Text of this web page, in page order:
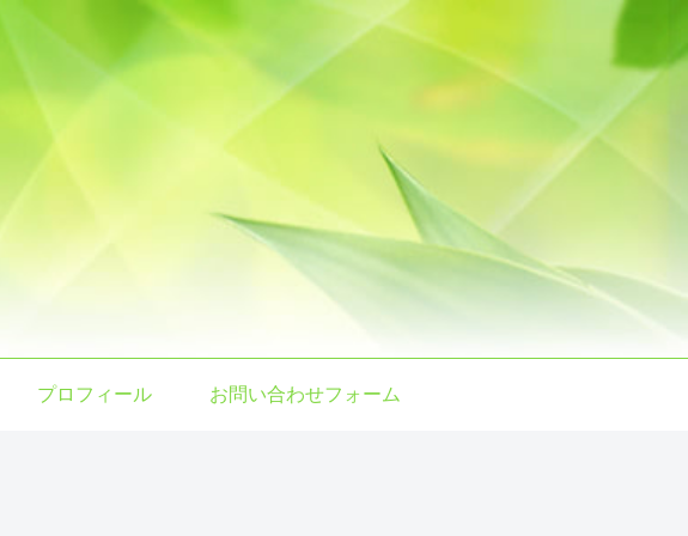
プロフィール お問い合わせフォーム